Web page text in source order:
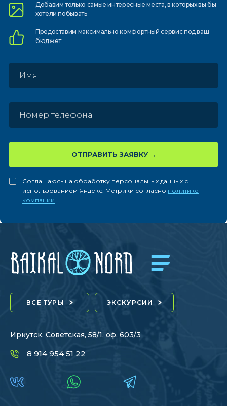
Добавим только самыеинтересные места, в которыхвы бы
хотели побывать
Предоставим максимально комфортныйсервис под ваш
бюджет
ОТПРАВИТЬ ЗАЯВКУ
Соглашаюсь на обработку персональных данных с
использованием Яндекс. Метрики согласно политике
компании
ВСЕ ТУРЫ ЭКСКУРСИИ
Иркутск, Советская, 58/1, оф. 603/3
8 914 954 51 22